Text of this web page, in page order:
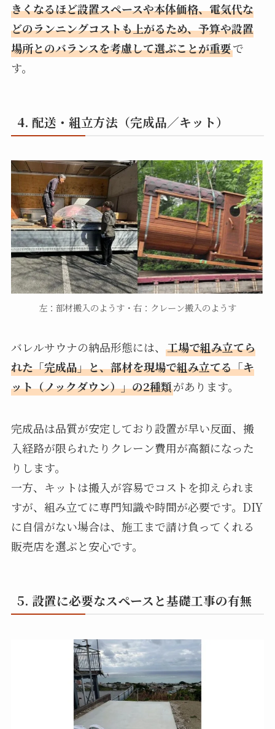
きくなるほど設置スペースや本体価格、電気代な
どのランニングコストも上がるため、予算や設置
場所とのバランスを考慮して選ぶことが重要で
す。
4. 配送・組立方法（完成品／キット）
左：部材搬入のようす・右：クレーン搬入のようす
バレルサウナの納品形態には、 工場で組み立てら
れた「完成品」と、部材を現場で組み立てる「キ
ット（ノックダウン）」の2種類があります。
完成品は品質が安定しており設置が早い反面、搬
入経路が限られたりクレーン費用が高額になった
りします。
一方、キットは搬入が容易でコストを抑えられま
すが、組み立てに専門知識や時間が必要です。DIY
に自信がない場合は、施工まで請け負ってくれる
販売店を選ぶと安心です。
5. 設置に必要なスペースと基礎工事の有無